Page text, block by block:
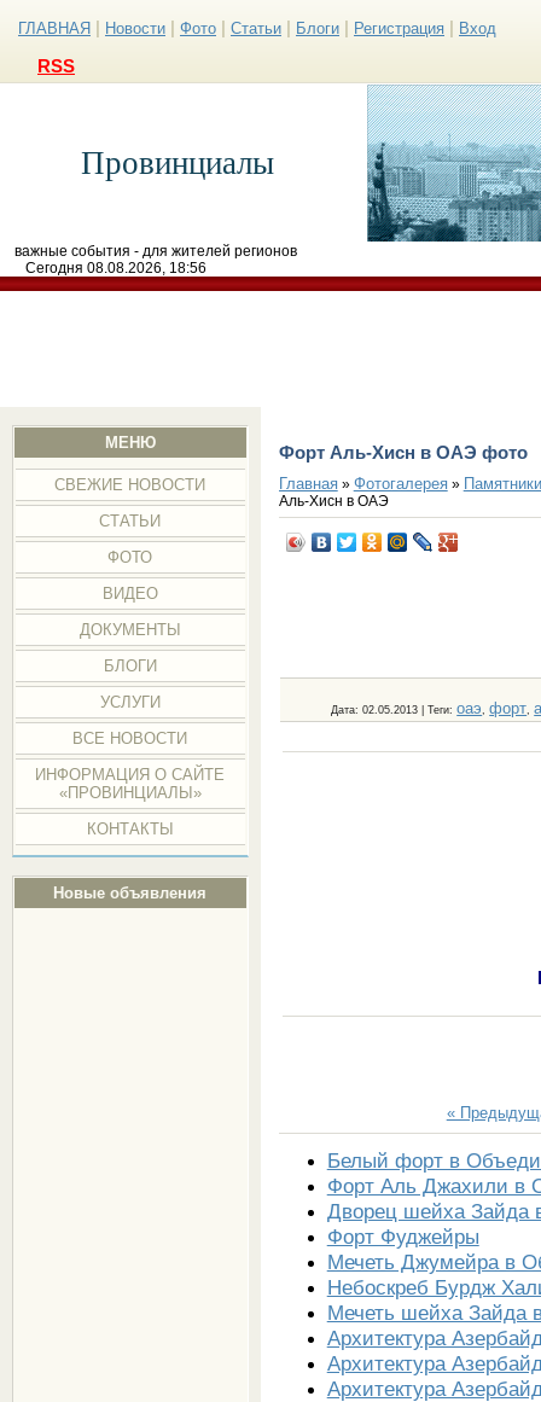
ГЛАВНАЯ Новости Фото Статьи Блоги Регистрация Вход
RSS
Провинциалы
важные события - для жителей регионов
Сегодня 08.08.2026, 18:56
МЕНЮ
СВЕЖИЕ НОВОСТИ
СТАТЬИ
ФОТО
ВИДЕО
ДОКУМЕНТЫ
БЛОГИ
УСЛУГИ
ВСЕ НОВОСТИ
ИНФОРМАЦИЯ О САЙТЕ
«ПРОВИНЦИАЛЫ»
КОНТАКТЫ
Новые объявления
Форт Аль-Хисн в ОАЭ фото
Главная» Фотогалерея»
Аль-Хисн в ОАЭ
Дата: 02.05.2013 |Теги:оаэ ,форт ,
«
Белый форт в
Форт Аль Джахили в
Дворец шейха Зайда
Форт Фуджейры
Мечеть Джумейра в
Небоскреб Бурдж
Мечеть шейха Зайда
Архитектура
Архитектура
Архитектура